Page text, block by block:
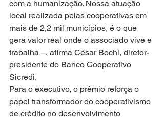
com a humanização. Nossa atuação
local realizada pelas cooperativas em
mais de 2,2 mil municípios, é o que
gera valor real onde o associado vive e
trabalha –, afirma César Bochi, diretor-
presidente do Banco Cooperativo
Sicredi.
Para o executivo, o prêmio reforça o
papel transformador do cooperativismo
de crédito no desenvolvimento